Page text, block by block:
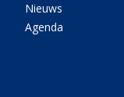
Nieuws
Agenda